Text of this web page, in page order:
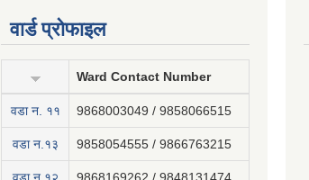
वार्ड प्रोफाइल
Ward Contact Number
वडा न‍. ११ 9868003049 / 9858066515
वडा न.१३ 9858054555 / 9866763215